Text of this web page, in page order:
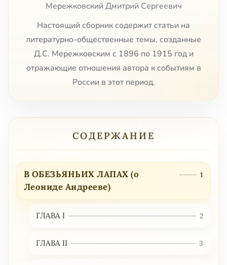
Мережковский Дмитрий Сергеевич
Настоящий сборник содержит статьи на
литературно-общественные темы, созданные
Д.С. Мережковским с 1896 по 1915 год и
отражающие отношения автора к событиям в
России в этот период.
СОДЕРЖАНИЕ
В ОБЕЗЬЯНЬИХ ЛАПАХ (о
Леониде Андрееве)
1
ГЛАВА I 2
ГЛАВА II 3